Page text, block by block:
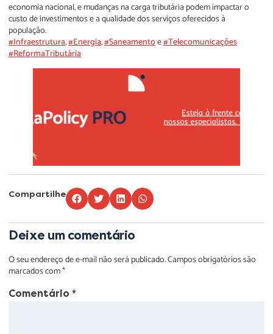
economia nacional, e mudanças na carga tributária podem impactar o
custo de investimentos e a qualidade dos serviços oferecidos à
população.
#Infraestrutura,#Energia,#Saneamentoe#Telecomunicações
#ReformaTributária
Compartilhe
Deixe um comentário
O seu endereço de e-mail não será publicado.Campos obrigatórios são
marcados com*
Comentário *